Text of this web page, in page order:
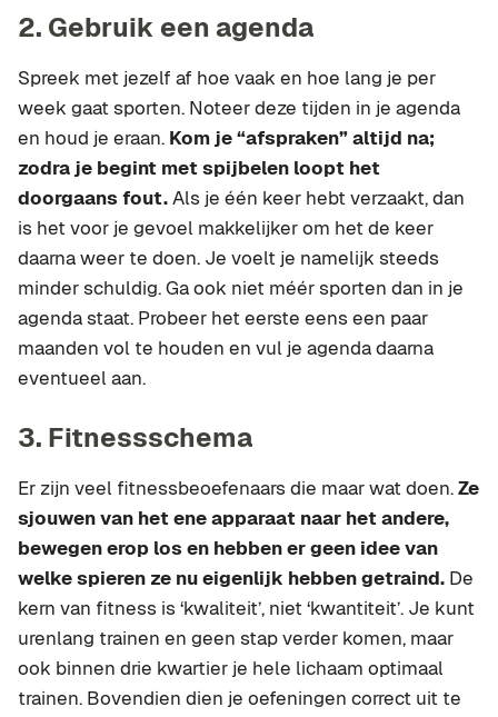
2. Gebruik een agenda
Spreek met jezelf af hoe vaak en hoe lang je per
week gaat sporten. Noteer deze tijden in je agenda
en houd je eraan. Kom je “afspraken” altijd na;
zodra je begint met spijbelen loopt het
doorgaans fout.Als je één keer hebt verzaakt, dan
is het voor je gevoel makkelijker om het de keer
daarna weer te doen. Je voelt je namelijk steeds
minder schuldig. Ga ook niet méér sporten dan in je
agenda staat. Probeer het eerste eens een paar
maanden vol te houden en vul je agenda daarna
eventueel aan.
3. Fitnessschema
Er zijn veel fitnessbeoefenaars die maar wat doen.Ze
sjouwen van het ene apparaat naar het andere,
bewegen erop los en hebben er geen idee van
welke spieren ze nu eigenlijk hebben getraind. De
kern van fitness is ‘kwaliteit’, niet ‘kwantiteit’. Je kunt
urenlang trainen en geen stap verder komen, maar
ook binnen drie kwartier je hele lichaam optimaal
trainen. Bovendien dien je oefeningen correct uit te